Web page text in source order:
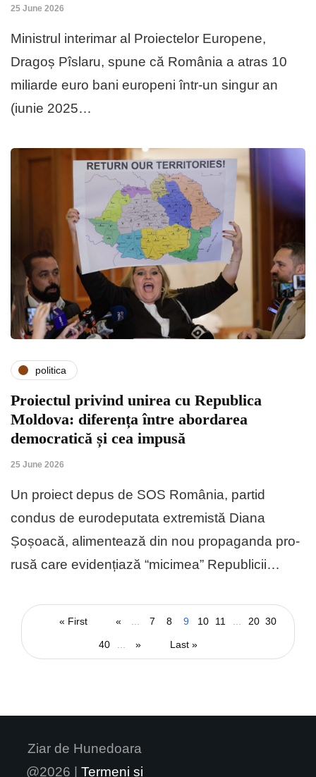
25 June 2026
Ministrul interimar al Proiectelor Europene,
Dragoș Pîslaru, spune că România a atras 10
miliarde euro bani europeni într-un singur an
(iunie 2025…
politica
Proiectul privind unirea cu Republica
Moldova: diferența între abordarea
democratică și cea impusă
25 June 2026
Un proiect depus de SOS România, partid
condus de eurodeputata extremistă Diana
Șoșoacă, alimentează din nou propaganda pro-
rusă care evidențiază “micimea” Republicii…
« First « 7 8 9 10 11 20 30
40 » Last »
Ziar de Hunedoara
@2026 | Termeni și